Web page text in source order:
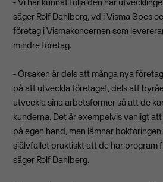
säger Rolf Dahlberg, vd i Visma Spcs
företag i Vismakoncernen som
mindre företag.
- Orsaken är dels att många nya
på att utveckla företaget, dels att
utveckla sina arbetsformer så att de
kunderna. Det är exempelvis vanligt
på egen hand, men lämnar
självfallet praktiskt att de har program
säger Rolf Dahlberg.